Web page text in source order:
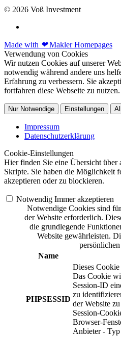
© 2026 Voß Investment
Made with ❤Makler Homepages
Verwendung von Cookies
Wir nutzen Cookies auf unserer
notwendig während andere uns
Erfahrung zu verbessern. Sie
fortfahren diese Webseite zu nutzen.
Nur Notwendige Einstellungen
Impressum
Datenschutzerklärung
Cookie-Einstellungen
Hier finden Sie eine Übersicht über
Skripte. Sie haben die Möglichkeit
akzeptieren oder zu blockieren.
Notwendig Immer akzeptieren
Notwendige Cookies sind
der Website erforderlich.
die grundlegende
Website gewährleisten.
Name
PHPSESSID
Dieses
Das Cookie
Session-ID
zu
der Website
Session-
Browser-
Anbieter - Typ